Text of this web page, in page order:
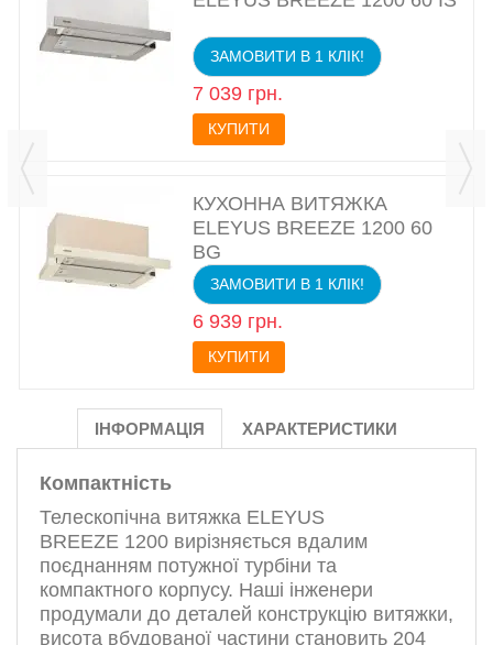
ЗАМОВИТИ В 1 КЛІК!
7 039 грн.
КУПИТИ
КУХОННА ВИТЯЖКА
ELEYUS BREEZE 1200 60
BG
ЗАМОВИТИ В 1 КЛІК!
6 939 грн.
КУПИТИ
ІНФОРМАЦІЯ ХАРАКТЕРИСТИКИ
Компактність
Телескопічна витяжка ELEYUS
BREEZE 1200 вирізняється вдалим
поєднанням потужної турбіни та
компактного корпусу. Наші інженери
продумали до деталей конструкцію витяжки,
висота вбудованої частини становить 204